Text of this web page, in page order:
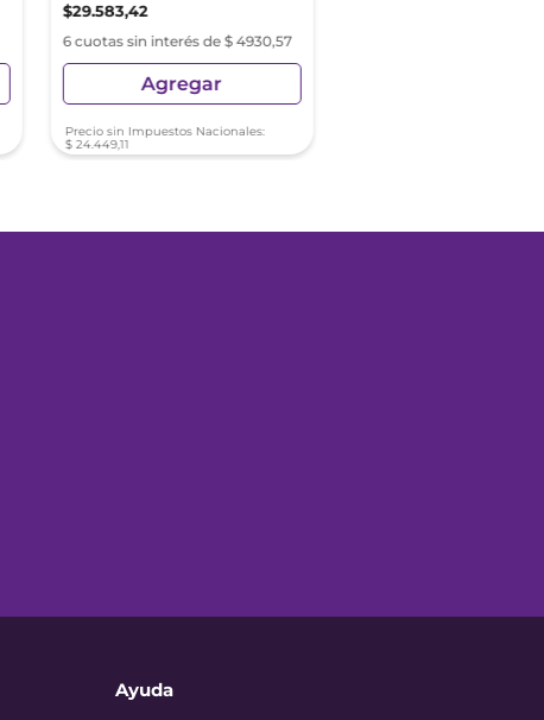
$29.583,42
6 cuotas sin interés de $ 4930,57
Agregar
Precio sin Impuestos Nacionales:
$ 24.449,11
Ayuda